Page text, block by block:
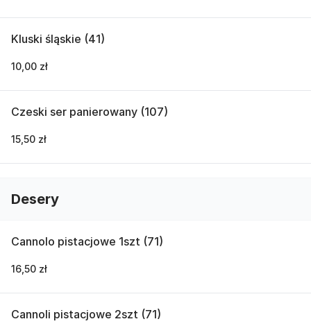
Kluski śląskie (41)
10,00 zł
Czeski ser panierowany (107)
15,50 zł
Desery
Cannolo pistacjowe 1szt (71)
16,50 zł
Cannoli pistacjowe 2szt (71)